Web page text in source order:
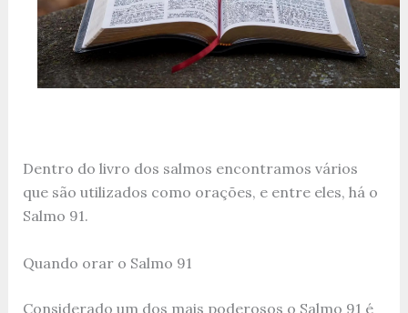
Dentro do livro dos salmos encontramos vários
que são utilizados como orações, e entre eles, há o
Salmo 91.
Quando orar o Salmo 91
Considerado um dos mais poderosos o Salmo 91 é